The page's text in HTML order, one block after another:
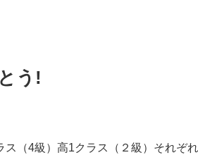
う!
ス（4級）高1クラス（２級）それぞ